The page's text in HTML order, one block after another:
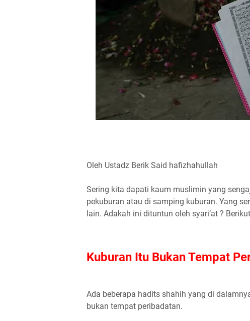
Oleh Ustadz Berik Said hafizhahullah
Sering kita dapati kaum muslimin yang
pekuburan atau di samping kuburan. Yang
lain. Adakah ini dituntun oleh syari’at ?
Kuburan Itu Bukan Tempat
Ada beberapa hadits shahih yang di
bukan tempat peribadatan.